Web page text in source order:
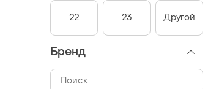
22 23 Другой
Бренд